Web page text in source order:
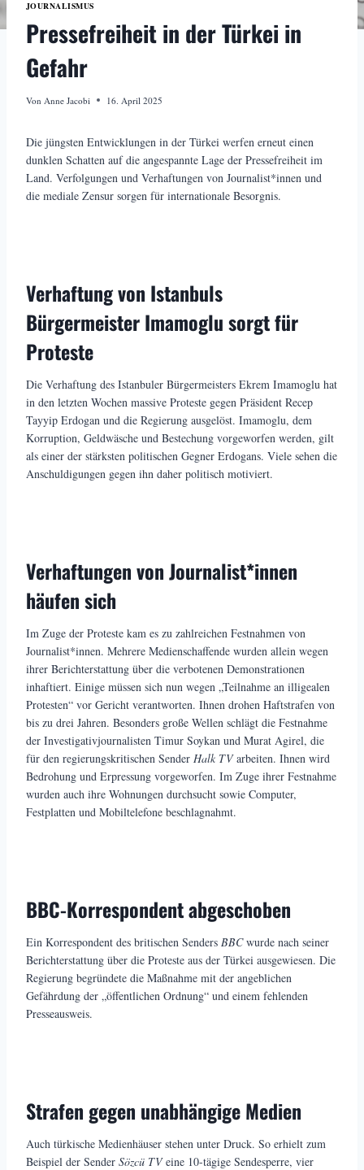
JOURNALISMUS
Pressefreiheit in der Türkei in
Gefahr
Von Anne Jacobi 16. April 2025
Die jüngsten Entwicklungen in der Türkei werfen erneut einen
dunklen Schatten auf die angespannte Lage der Pressefreiheit im
Land. Verfolgungen und Verhaftungen von Journalist*innen und
die mediale Zensur sorgen für internationale Besorgnis.
Verhaftung von Istanbuls
Bürgermeister Imamoglu sorgt für
Proteste
Die Verhaftung des Istanbuler Bürgermeisters Ekrem Imamoglu hat
in den letzten Wochen massive Proteste gegen Präsident Recep
Tayyip Erdogan und die Regierung ausgelöst. Imamoglu, dem
Korruption, Geldwäsche und Bestechung vorgeworfen werden, gilt
als einer der stärksten politischen Gegner Erdogans. Viele sehen die
Anschuldigungen gegen ihn daher politisch motiviert.
Verhaftungen von Journalist*innen
häufen sich
Im Zuge der Proteste kam es zu zahlreichen Festnahmen von
Journalist*innen. Mehrere Medienschaffende wurden allein wegen
ihrer Berichterstattung über die verbotenen Demonstrationen
inhaftiert. Einige müssen sich nun wegen „Teilnahme an illigealen
Protesten“ vor Gericht verantworten. Ihnen drohen Haftstrafen von
bis zu drei Jahren. Besonders große Wellen schlägt die Festnahme
der Investigativjournalisten Timur Soykan und Murat Agirel, die
für den regierungskritischen Sender Halk TVarbeiten. Ihnen wird
Bedrohung und Erpressung vorgeworfen. Im Zuge ihrer Festnahme
wurden auch ihre Wohnungen durchsucht sowie Computer,
Festplatten und Mobiltelefone beschlagnahmt.
BBC-Korrespondent abgeschoben
Ein Korrespondent des britischen Senders BBCwurde nach seiner
Berichterstattung über die Proteste aus der Türkei ausgewiesen. Die
Regierung begründete die Maßnahme mit der angeblichen
Gefährdung der „öffentlichen Ordnung“ und einem fehlenden
Presseausweis.
Strafen gegen unabhängige Medien
Auch türkische Medienhäuser stehen unter Druck. So erhielt zum
Beispiel der Sender Sözcü TVeine 10-tägige Sendesperre, vier